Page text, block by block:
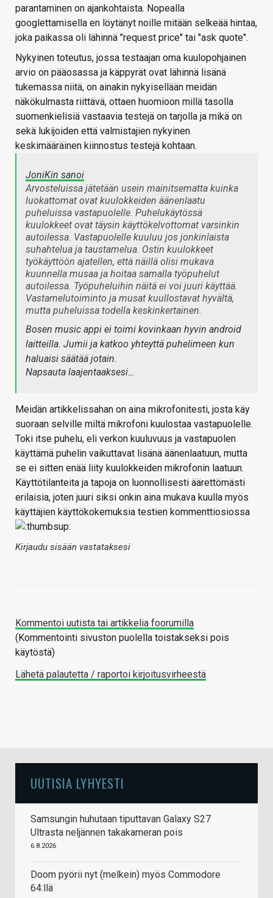
parantaminen on ajankohtaista. Nopealla
googlettamisella en löytänyt noille mitään selkeää hintaa,
joka paikassa oli lähinnä "request price" tai "ask quote".
Nykyinen toteutus, jossa testaajan oma kuulopohjainen
arvio on pääosassa ja käppyrät ovat lähinnä lisänä
tukemassa niitä, on ainakin nykyisellään meidän
näkökulmasta riittävä, ottaen huomioon millä tasolla
suomenkielisiä vastaavia testejä on tarjolla ja mikä on
sekä lukijoiden että valmistajien nykyinen
keskimääräinen kiinnostus testejä kohtaan.
JoniKin sanoi
Arvosteluissa jätetään usein mainitsematta kuinka
luokattomat ovat kuulokkeiden äänenlaatu
puheluissa vastapuolelle. Puhelukäytössä
kuulokkeet ovat täysin käyttökelvottomat varsinkin
autoilessa. Vastapuolelle kuuluu jos jonkinlaista
suhahtelua ja taustamelua. Ostin kuulokkeet
työkäyttöön ajatellen, että näillä olisi mukava
kuunnella musaa ja hoitaa samalla työpuhelut
autoilessa. Työpuheluihin näitä ei voi juuri käyttää.
Vastamelutoiminto ja musat kuullostavat hyvältä,
mutta puheluissa todella keskinkertainen.
Bosen music appi ei toimi kovinkaan hyvin android
laitteilla. Jumii ja katkoo yhteyttä puhelimeen kun
haluaisi säätää jotain.
Napsauta laajentaaksesi…
Meidän artikkelissahan on aina mikrofonitesti, josta käy
suoraan selville miltä mikrofoni kuulostaa vastapuolelle.
Toki itse puhelu, eli verkon kuuluvuus ja vastapuolen
käyttämä puhelin vaikuttavat lisänä äänenlaatuun, mutta
se ei sitten enää liity kuulokkeiden mikrofonin laatuun.
Käyttötilanteita ja tapoja on luonnollisesti äärettömästi
erilaisia, joten juuri siksi onkin aina mukava kuulla myös
käyttäjien käyttökokemuksia testien kommenttiosiossa
Kirjaudu sisään vastataksesi
Kommentoi uutista tai artikkelia foorumilla
(Kommentointi sivuston puolella toistakseksi pois
käytöstä)
Lähetä palautetta / raportoi kirjoitusvirheestä
UUTISIA LYHYESTI
Samsungin huhutaan tiputtavan Galaxy S27
Ultrasta neljännen takakameran pois
6.8.2026
Doom pyörii nyt (melkein) myös Commodore
64:llä